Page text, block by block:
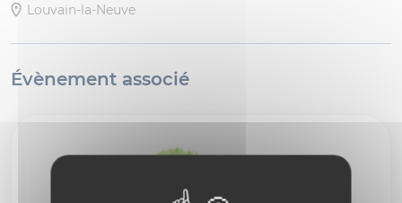
Louvain-la-Neuve
Évènement associé